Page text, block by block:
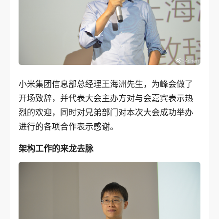
小米集团信息部总经理王海洲先生，为峰会做了
开场致辞，并代表大会主办方对与会嘉宾表示热
烈的欢迎，同时对兄弟部门对本次大会成功举办
进行的各项合作表示感谢。
架构工作的来龙去脉